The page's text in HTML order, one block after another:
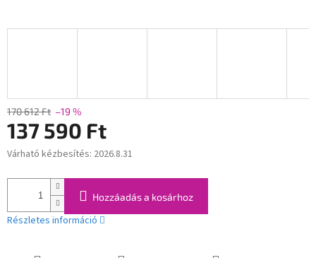
170 612 Ft –19 %
137 590 Ft
Egységár:
Várható kézbesítés: 2026.8.31
Hozzáadás a kosárhoz
Részletes információ